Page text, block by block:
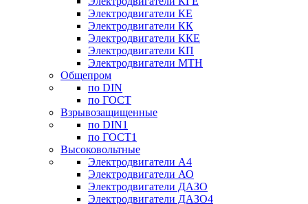
Электродвигатели КЕ
Электродвигатели КК
Электродвигатели ККЕ
Электродвигатели КП
Электродвигатели МТН
Общепром
по DIN
по ГОСТ
Взрывозащищенные
по DIN1
по ГОСТ1
Высоковольтные
Электродвигатели А4
Электродвигатели АО
Электродвигатели ДАЗО
Электродвигатели ДАЗО4